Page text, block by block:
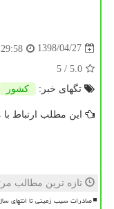
1398/04/27
5.0
/ 5
تگهای خبر:
كشور
این مطلب ارتباط
تازه ترین مطالب
صادرات سیب زمینی تا انتهای